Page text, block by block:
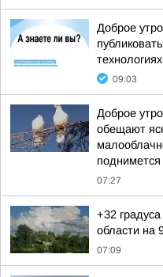
Доброе
09:03
Доброе
обещают
поднимется
07:27
+32
области на
07:09